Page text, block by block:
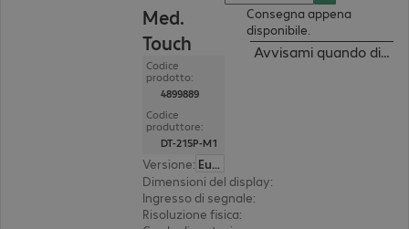
Med.
Touch
Codice
prodotto:
4899889
Codice
produttore:
DT-215P-M1
Versione:
Europa
Dimensioni del display:
Ingresso di segnale:
Risoluzione fisica:
Consegna appena
disponibile.
Avvisami quando